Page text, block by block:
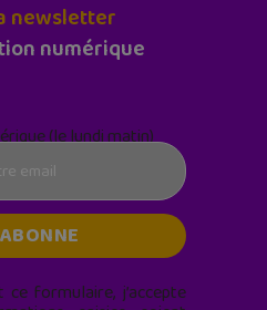
newsletter
numérique
(le lundi matin)
formulaire, j’accepte